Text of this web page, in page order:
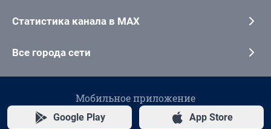
Статистика канала в MAX
Все города сети
Мобильное приложение
Google Play App Store